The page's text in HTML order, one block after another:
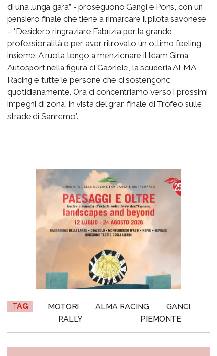
di una lunga gara” - proseguono Gangi e Pons, con un
pensiero finale che tiene a rimarcare il pilota savonese
– “Desidero ringraziare Fabrizia per la grande
professionalità e per aver ritrovato un ottimo feeling
insieme. A ruota tengo a menzionare il team Gima
Autosport nella figura di Gabriele, la scuderia ALMA
Racing e tutte le persone che ci sostengono
quotidianamente. Ora ci concentriamo verso i prossimi
impegni di zona, in vista del gran finale di Trofeo sulle
strade di Sanremo”.
TAG MOTORI ALMA RACING
GANCI
RALLY
PIEMONTE